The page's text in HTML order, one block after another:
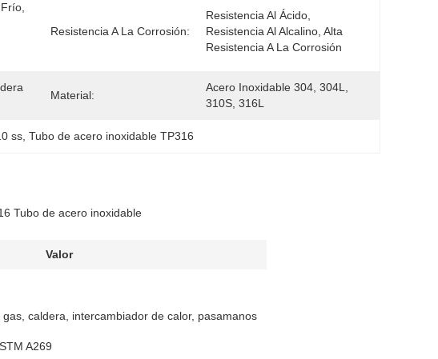
Resistencia A La Corrosión:
Resistencia Al Ácido,
Resistencia Al Alcalino, Alta
Resistencia A La Corrosión
Material:
Acero Inoxidable 304, 304L,
310S, 316L
ss , Tubo de acero inoxidable TP316
Tubo de acero inoxidable
Valor
caldera, intercambiador de calor, pasamanos
A269